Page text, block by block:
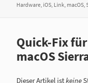
am
Hardware iOS Link macOS ,
Quick-Fix
macOS
Dieser Artikel istkeine